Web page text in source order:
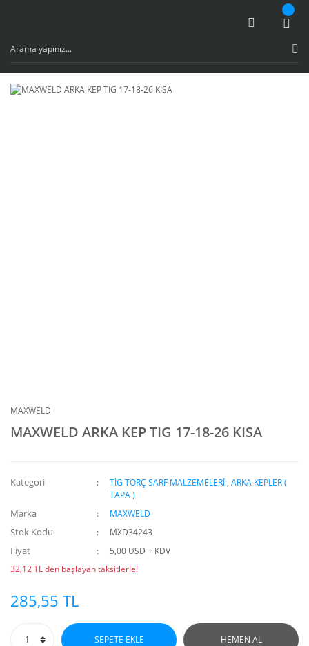
MAXWELD
MAXWELD ARKA KEP TIG 17-18-26 KISA
Kategori TİG TORÇ SARF MALZEMELERİ ,ARKA KEPLER (
TAPA )
Marka MAXWELD
Stok Kodu MXD34243
Fiyat
5,00 USD + KDV
32,12 TL den başlayan taksitlerle!
285,55 TL
SEPETE EKLE HEMEN AL